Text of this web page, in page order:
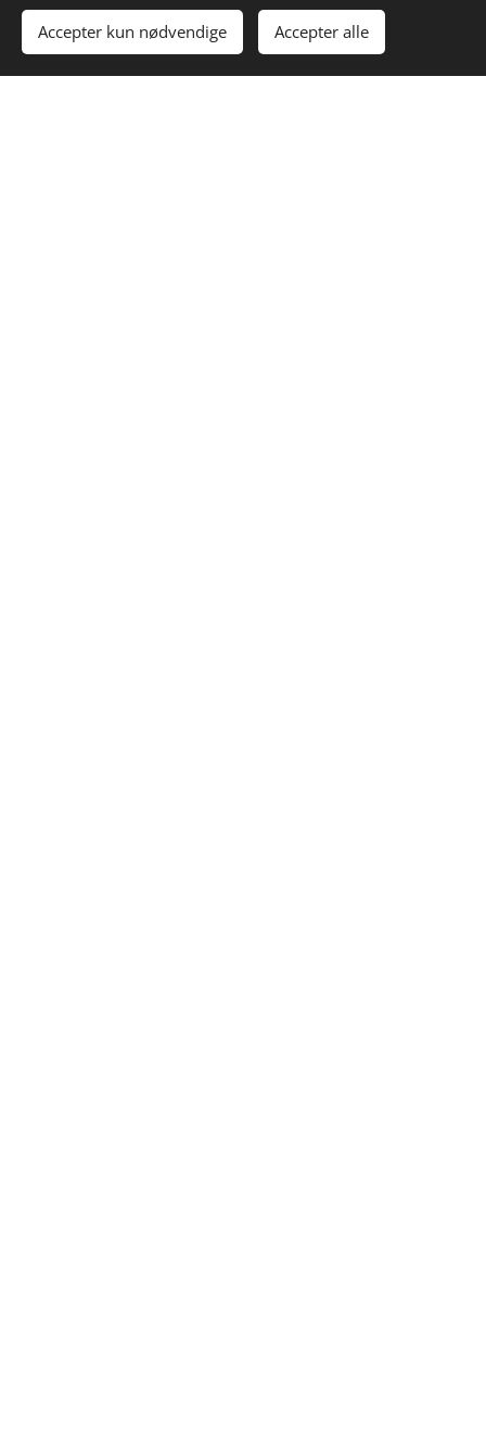
Accepter kun nødvendige Accepter alle